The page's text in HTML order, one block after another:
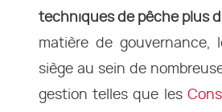
techniques de pêche plus
matière de gouvernance,
siège au sein de
gestion telles que les